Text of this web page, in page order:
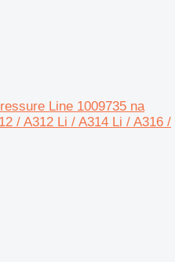
Line 1009735 na
/ A312 Li / A314 Li / A316 /